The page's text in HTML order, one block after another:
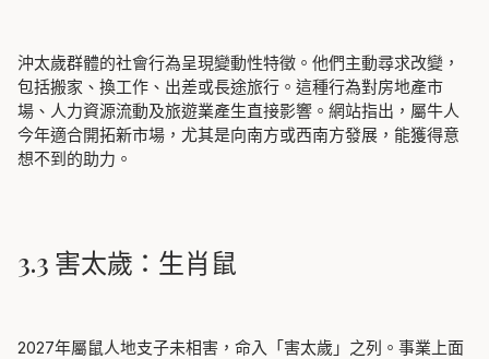
沖太歲群體的社會行為呈現變動性特徵。他們主動尋求改變，
包括搬家、換工作、出差或長途旅行。這種行為對房地產市
場、人力資源流動及旅遊業產生直接影響。網站指出，屬牛人
今年適合開拓新市場，尤其是向南方或西南方發展，能獲得意
想不到的助力。
3.3 害太歲：生肖鼠
2027年屬鼠人地支子未相害，命入「害太歲」之列。事業上面